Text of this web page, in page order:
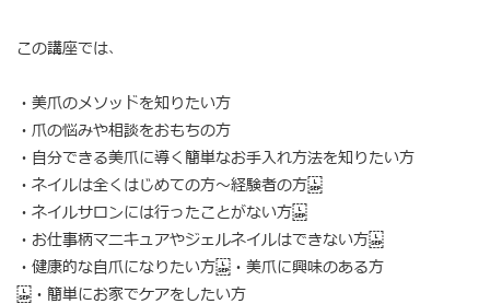
この講座では、
・美爪のメソッドを知りたい方
・爪の悩みや相談をおもちの方
・自分できる美爪に導く簡単なお手入れ方法を知りたい方
・ネイルは全くはじめての方～経験者の方
・ネイルサロンには行ったことがない方
・お仕事柄マニキュアやジェルネイルはできない方
・健康的な自爪になりたい方 ・美爪に興味のある方
・簡単にお家でケアをしたい方